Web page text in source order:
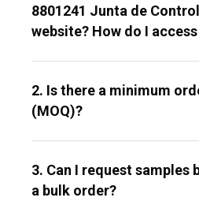
8801241 Junta de
website? How do I
2. Is there a minimum
(MOQ)?
3. Can I request samples
a bulk order?